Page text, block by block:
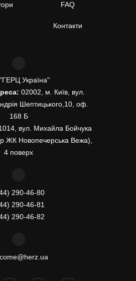
FAQ
Контакти
Україна"
02002, м. Київ, вул.
Шептицького,10, оф.
168 Б
вул. Михайла Бойчука
ЖК Новопечерська Вежа),
4 поверх
290-46-80
290-46-81
290-46-82